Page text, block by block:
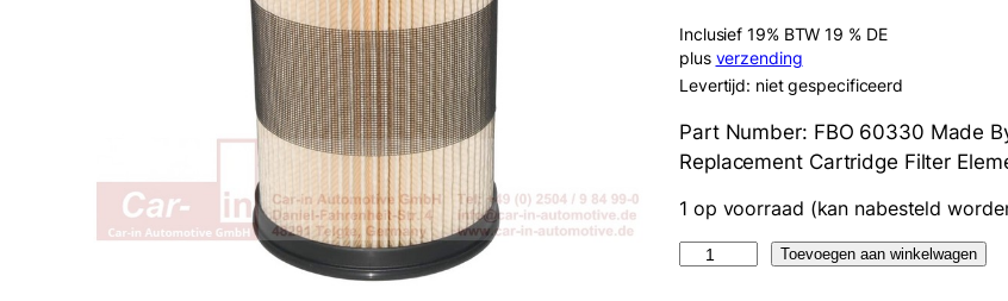
Inclusief 19% BTW 19 % DE
plus verzending
Levertijd: niet gespecificeerd
Part Number: FBO 60330 Made
Replacement Cartridge Filter
1 op voorraad (kan nabesteld
Toevoegen aan winkelwagen